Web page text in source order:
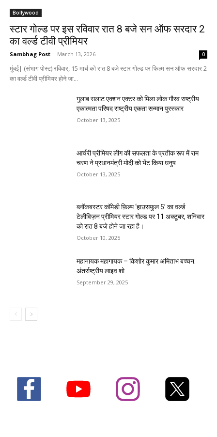
Bollywood
स्टार गोल्ड पर इस रविवार रात 8 बजे सन ऑफ सरदार 2
का वर्ल्ड टीवी प्रीमियर
Sambhag Post - March 13, 2026 0
मुंबई| (संभाग पोस्ट) रविवार, 15 मार्च को रात 8 बजे स्टार गोल्ड पर फिल्म सन ऑफ सरदार 2
का वर्ल्ड टीवी प्रीमियर होने जा...
गुलाब सलाट एक्शन एक्टर को मिला लोक गौरव राष्ट्रीय
एकात्मता परिषद राष्ट्रीय एकता सन्मान पुरस्कार
October 13, 2025
आर्चरी प्रीमियर लीग की सफलता के प्रतीक रूप में राम
चरण ने प्रधानमंत्री मोदी को भेंट किया धनुष
October 13, 2025
ब्लॉकबस्टर कॉमेडी फ़िल्म ‘हाउसफुल 5’ का वर्ल्ड
टेलीविज़न प्रीमियर स्टार गोल्ड पर 11 अक्टूबर, शनिवार
को रात 8 बजे होने जा रहा है।
October 10, 2025
महानायक महागायक – किशोर कुमार अमिताभ बच्चन:
अंतर्राष्ट्रीय लाइव शो
September 29, 2025